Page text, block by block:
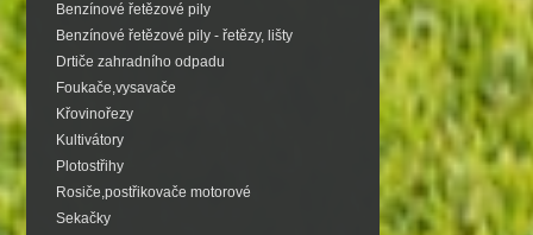
Benzínové řetězové pily
Benzínové řetězové pily - řetězy, lišty
Drtiče zahradního odpadu
Foukače,vysavače
Křovinořezy
Kultivátory
Plotostřihy
Rosiče,postřikovače motorové
Sekačky